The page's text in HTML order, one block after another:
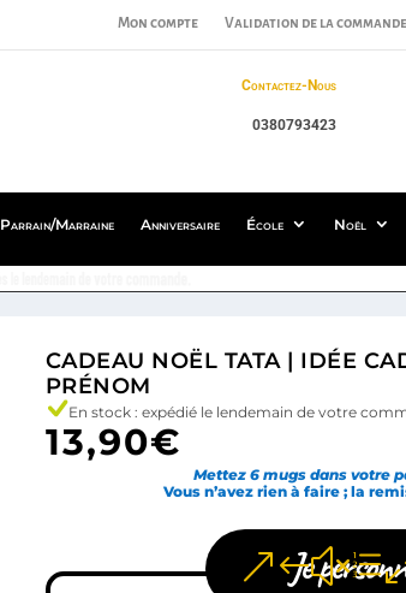
Mon compte Validation de la commande
Contactez-Nous
0380793423
Parrain/Marraine Anniversaire École Noël
CADEAU NOËL TATA | IDÉE
PRÉNOM
En stock : expédié le lendemain de votre
13,90€
Mettez 6 mugs dans votre
Vous n’avez rien à faire ; la
Je